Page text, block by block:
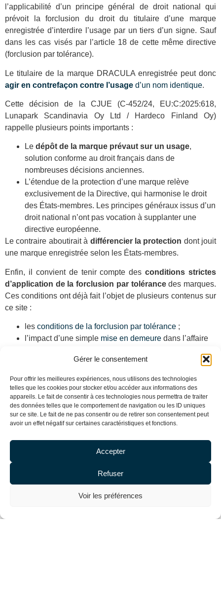
Gérer le consentement
Pour offrir les meilleures expériences, nous utilisons des technologies
telles que les cookies pour stocker et/ou accéder aux informations des
appareils. Le fait de consentir à ces technologies nous permettra de traiter
des données telles que le comportement de navigation ou les ID uniques
sur ce site. Le fait de ne pas consentir ou de retirer son consentement peut
avoir un effet négatif sur certaines caractéristiques et fonctions.
Accepter
Refuser
Voir les préférences
l’applicabilité d’un principe général de droit national qui
prévoit la forclusion du droit du titulaire d’une marque
enregistrée d’interdire l’usage par un tiers d’un signe. Sauf
dans les cas visés par l’article 18 de cette même directive
(forclusion par tolérance).
Le titulaire de la marque DRACULA enregistrée peut donc
agir en contrefaçon contre l’usage d’un nom identique.
Cette décision de la CJUE (C-452/24, EU:C:2025:618,
Lunapark Scandinavia Oy Ltd / Hardeco Finland Oy)
rappelle plusieurs points importants :
Le dépôt de la marque prévaut sur un usage,
solution conforme au droit français dans de
nombreuses décisions anciennes.
L’étendue de la protection d’une marque relève
exclusivement de la Directive, qui harmonise le droit
des États-membres. Les principes généraux issus d’un
droit national n’ont pas vocation à supplanter une
directive européenne.
Le contraire aboutirait à différencier la protection dont jouit
une marque enregistrée selon les États-membres.
Enfin, il convient de tenir compte desconditions strictes
d’application de la forclusion par tolérancedes marques.
Ces conditions ont déjà fait l’objet de plusieurs contenus sur
ce site :
les conditions de la forclusion par tolérance ;
l’impact d’une simple mise en demeure dans l’affaire
plus récemment, l’importance de la surveillance des
GOOSE.